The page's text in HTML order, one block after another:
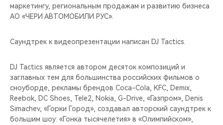
CHERY ДЛЯ ДЕТЕЙ
маркетингу, региональным продажам и развитию бизнеса
АО «ЧЕРИ АВТОМОБИЛИ РУС».
Саундтрек к видеопрезентации написан DJ Tactics.
DJ Tactics является автором десяток композиций и
заглавных тем для большинства российских фильмов о
сноуборде, рекламы брендов Coca-Cola, KFC, Demix,
Reebok, DC Shoes, Tele2, Nokia, G-Drive, «Газпром», Denis
Simachev, «Горки Город», создавал авторский саундтрек к
большим шоу: «Гонка тысячелетия» в «Олимпийском»,